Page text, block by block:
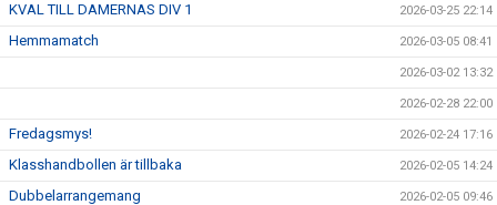
KVAL TILL DAMERNAS DIV 1 2026-03-25 22:14
Hemmamatch 2026-03-05 08:41
2026-03-02 13:32
2026-02-28 22:00
Fredagsmys! 2026-02-24 17:16
Klasshandbollen är tillbaka 2026-02-05 14:24
Dubbelarrangemang 2026-02-05 09:46